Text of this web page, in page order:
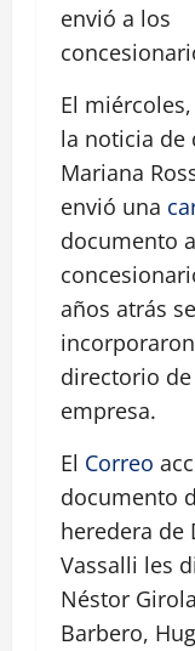
envió a los
El
la noticia de
Mariana
envió una
documento
años atrás se
directorio
empresa.
El Correo
documento
heredera de
Vassalli les
Néstor
Barbero,